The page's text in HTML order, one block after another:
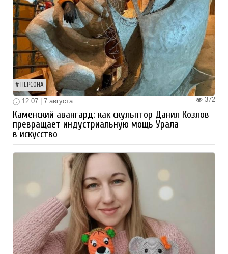
ПЕРСОНА
372
12:07 | 7 августа
Каменский авангард: как скульптор Данил Козлов
превращает индустриальную мощь Урала
в искусство